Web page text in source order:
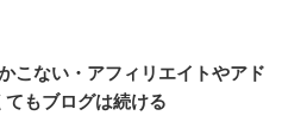
こない・アフィリエイトやアド
もブログは続ける